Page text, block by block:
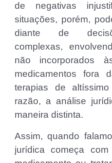
de negativas
situações, porém,
diante de
complexas,
não incorporados
medicamentos fora
terapias de
razão, a análise
maneira distinta.
Assim, quando
jurídica começa